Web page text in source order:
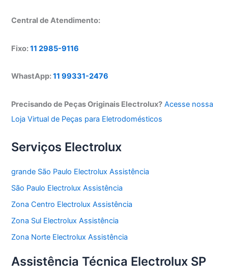
Central de Atendimento:
Fixo:11 2985-9116
WhastApp:11 99331-2476
Precisando de Peças Originais Electrolux? Acesse nossa
Loja Virtual de Peças para Eletrodomésticos
Serviços Electrolux
grande São Paulo Electrolux Assistência
São Paulo Electrolux Assistência
Zona Centro Electrolux Assistência
Zona Sul Electrolux Assistência
Zona Norte Electrolux Assistência
Assistência Técnica Electrolux SP